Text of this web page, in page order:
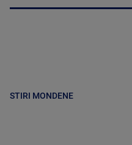
STIRI MONDENE